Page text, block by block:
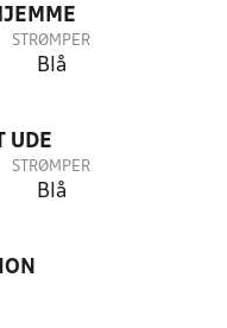
STRØMPER
Blå
UDE
STRØMPER
Blå